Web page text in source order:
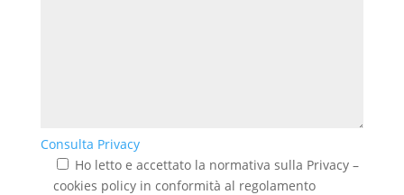
Consulta Privacy
Ho letto e accettato la normativa sulla Privacy –
cookies policy in conformità al regolamento